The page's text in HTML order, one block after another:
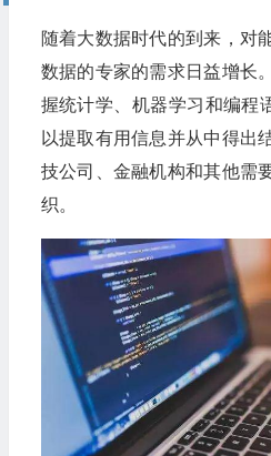
随着大数据时代的到来，对
数据的专家的需求日益增长
握统计学、机器学习和编程
以提取有用信息并从中得出
技公司、金融机构和其他需
织。